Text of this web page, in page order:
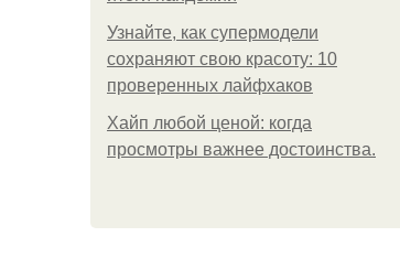
Узнайте, как супермодели
сохраняют свою красоту: 10
проверенных лайфхаков
Хайп любой ценой: когда
просмотры важнее достоинства.